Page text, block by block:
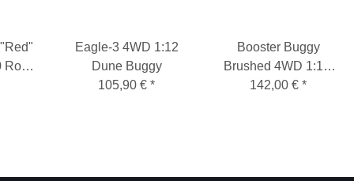
Eagle-3 4WD 1:12
Dune Buggy
105,90 € *
Booster Buggy
Brushed 4WD 1:10,
RTR
142,00 € *